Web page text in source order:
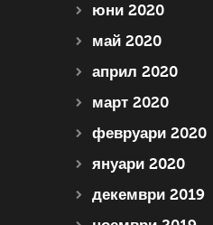
юни 2020
май 2020
април 2020
март 2020
февруари 2020
януари 2020
декември 2019